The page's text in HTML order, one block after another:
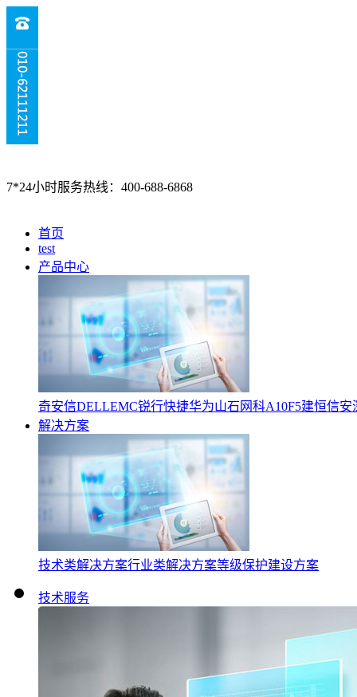
7*24小时服务热线：400-688-6868
首页
test
产品中心
奇安信DELLEMC锐行快捷华为山石网科A10F5建恒信安
解决方案
技术类解决方案行业类解决方案等级保护建设方案
技术服务